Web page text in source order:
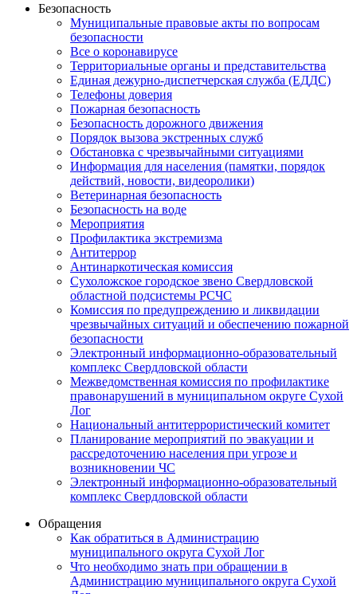
Безопасность
Муниципальные правовые акты по вопросам
безопасности
Все о коронавирусе
Территориальные органы и представительства
Единая дежурно-диспетчерская служба (ЕДДС)
Телефоны доверия
Пожарная безопасность
Безопасность дорожного движения
Порядок вызова экстренных служб
Обстановка с чрезвычайными ситуациями
Информация для населения (памятки, порядок
действий, новости, видеоролики)
Ветеринарная безопасность
Безопасность на воде
Мероприятия
Профилактика экстремизма
Антитеррор
Антинаркотическая комиссия
Сухоложское городское звено Свердловской
областной подсистемы РСЧС
Комиссия по предупреждению и ликвидации
чрезвычайных ситуаций и обеспечению пожарной
безопасности
Электронный информационно-образовательный
комплекс Cвердловской области
Межведомственная комиссия по профилактике
правонарушений в муниципальном округе Сухой
Лог
Национальный антитеррористический комитет
Планирование мероприятий по эвакуации и
рассредоточению населения при угрозе и
возникновении ЧС
Электронный информационно-образовательный
комплекс Свердловской области
Обращения
Как обратиться в Администрацию
муниципального округа Сухой Лог
Что необходимо знать при обращении в
Администрацию муниципального округа Сухой